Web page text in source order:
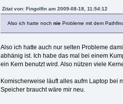
Zitat von: Fingolfin am 2009-08-18, 11:54:12
Also ich hatte noch nieProbleme mit dem
Also ich hatte auch nur selten Probleme
abhänig ist. Ich habe das mal bei einem
ein Kern benutzt wird. Also nützen viele
Komischerweise läuft alles aufm Laptop bei
Speicher braucht wäre mir neu.